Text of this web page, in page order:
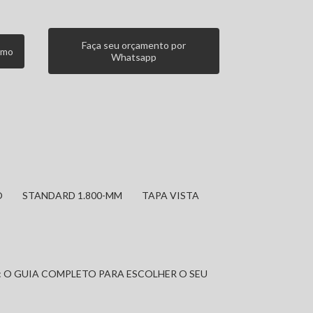
Faça seu orçamento por
Whatsapp
STANDARD 1.800-MM TAPA VISTA
GUIA COMPLETO PARA ESCOLHER O SEU